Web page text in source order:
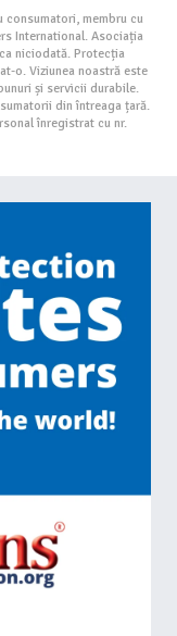
consumatori, membru cu
International. Asociația
niciodată. Protecția
o. Viziunea noastră este
și servicii durabile.
din întreaga țară.
înregistrat cu nr.